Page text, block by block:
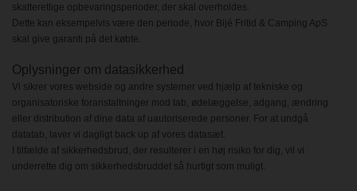
skatteretlige opbevaringsperioder, der skal overholdes.
Dette kan eksempelvis være den periode, hvor Bijé Fritid & Camping ApS
skal give garanti på det købte.
Oplysninger om datasikkerhed
Vi sikrer vores webside og andre systemer ved hjælp af tekniske og
organisatoriske foranstaltninger mod tab, ødelæggelse, adgang, ændring
eller distribution af dine data af uautoriserede personer. For at undgå
datatab, laver vi dagligt back up af vores datasæt.
I tilfælde af sikkerhedsbrud, der resulterer i en høj risiko for dig, vil vi
underrette dig om sikkerhedsbruddet så hurtigt som muligt.